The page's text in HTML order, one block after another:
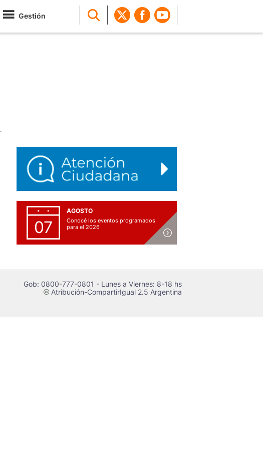
Gestión
07
AGOSTO
Conocé los eventos programados
para el 2026
Gob: 0800-777-0801 - Lunes a Viernes: 8-18 hs
cAtribución-CompartirIgual 2.5 Argentina